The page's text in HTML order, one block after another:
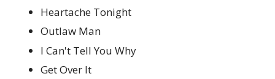
Heartache Tonight
Outlaw Man
I Can't Tell You Why
Get Over It